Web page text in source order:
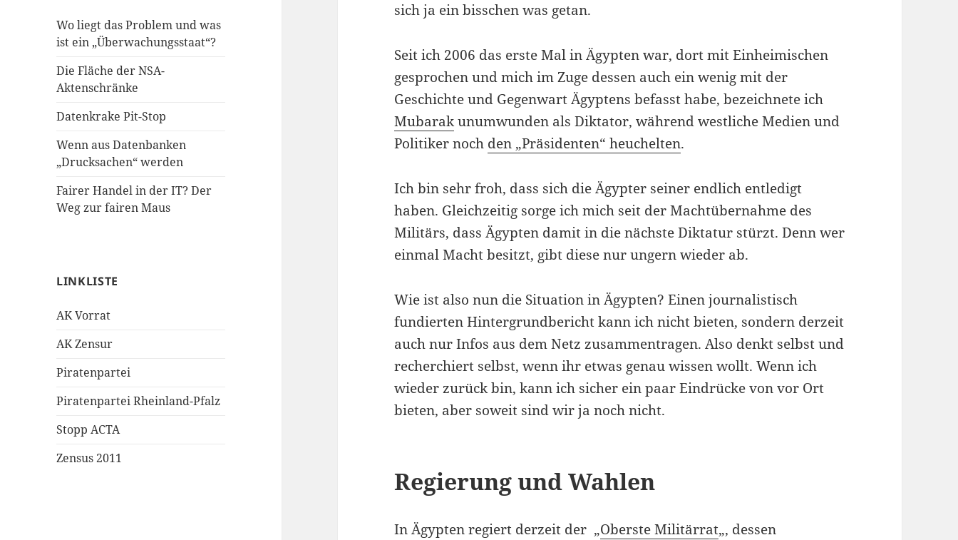
Wo liegt das Problem und was
ist ein „Überwachungsstaat“?
Die Fläche der NSA-
Aktenschränke
Datenkrake Pit-Stop
Wenn aus Datenbanken
„Drucksachen“ werden
Fairer Handel in der IT? Der
Weg zur fairen Maus
LINKLISTE
AK Vorrat
AK Zensur
Piratenpartei
Piratenpartei Rheinland-Pfalz
Stopp ACTA
Zensus 2011
sich ja ein bisschen was getan.
Seit ich 2006 das erste Mal in Ägypten war, dort mit Einheimischen
gesprochen und mich im Zuge dessen auch ein wenig mit der
Geschichte und Gegenwart Ägyptens befasst habe, bezeichnete ich
Mubarakunumwunden als Diktator, während westliche Medien und
Politiker noch den „Präsidenten“ heuchelten.
Ich bin sehr froh, dass sich die Ägypter seiner endlich entledigt
haben. Gleichzeitig sorge ich mich seit der Machtübernahme des
Militärs, dass Ägypten damit in die nächste Diktatur stürzt. Denn wer
einmal Macht besitzt, gibt diese nur ungern wieder ab.
Wie ist also nun die Situation in Ägypten? Einen journalistisch
fundierten Hintergrundbericht kann ich nicht bieten, sondern derzeit
auch nur Infos aus dem Netz zusammentragen. Also denkt selbst und
recherchiert selbst, wenn ihr etwas genau wissen wollt. Wenn ich
wieder zurück bin, kann ich sicher ein paar Eindrücke von vor Ort
bieten, aber soweit sind wir ja noch nicht.
Regierung und Wahlen
In Ägypten regiert derzeit der „Oberste Militärrat„, dessen